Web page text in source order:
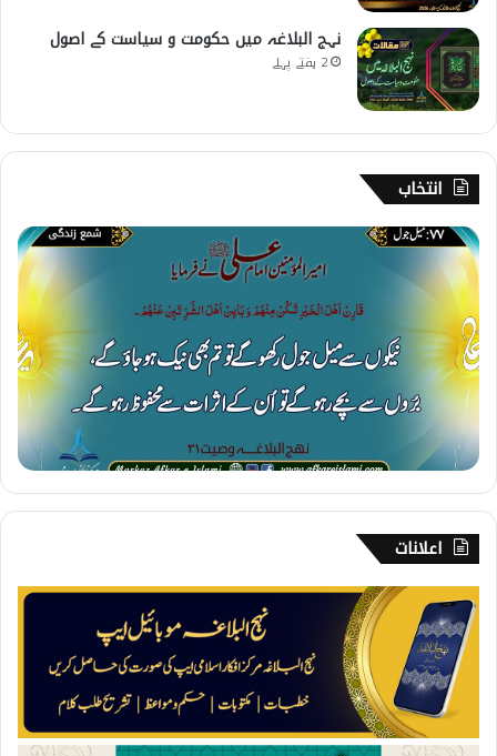
نہج البلاغہ میں حکومت و سیاست کے اصول
2 ہفتے پہلے
انتخاب
7
7
۔
م
ی
ل
ج
و
ل
اعلانات